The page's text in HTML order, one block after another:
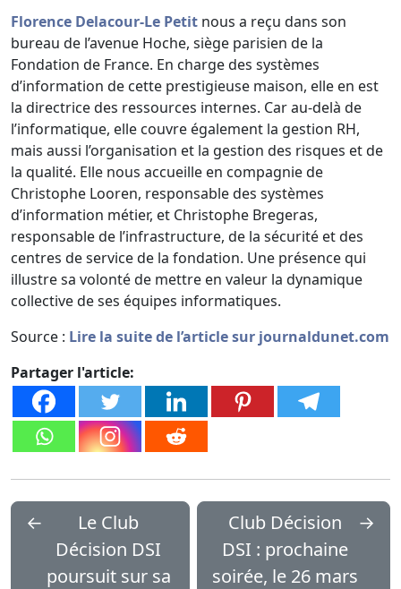
Florence Delacour-Le Petit nous a reçu dans son
bureau de l’avenue Hoche, siège parisien de la
Fondation de France. En charge des systèmes
d’information de cette prestigieuse maison, elle en est
la directrice des ressources internes. Car au-delà de
l’informatique, elle couvre également la gestion RH,
mais aussi l’organisation et la gestion des risques et de
la qualité. Elle nous accueille en compagnie de
Christophe Looren, responsable des systèmes
d’information métier, et Christophe Bregeras,
responsable de l’infrastructure, de la sécurité et des
centres de service de la fondation. Une présence qui
illustre sa volonté de mettre en valeur la dynamique
collective de ses équipes informatiques.
Source : Lire la suite de l’article sur journaldunet.com
Partager l'article:
←
Le Club
Décision DSI
poursuit sur sa
Club Décision
DSI : prochaine
soirée, le 26 mars
→